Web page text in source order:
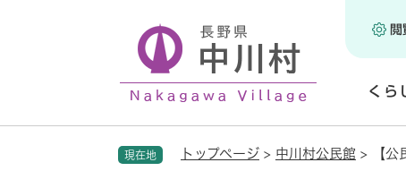
閲
くら
く
現在地 トップページ > 中川村公民館 > 【